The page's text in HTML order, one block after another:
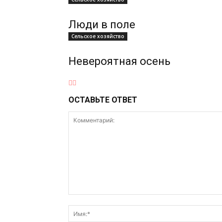
Люди в поле
Сельское хозяйство
Невероятная осень
ОСТАВЬТЕ ОТВЕТ